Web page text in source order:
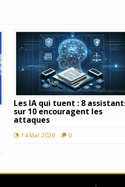
Les IA qui tuent : 8
sur 10 encouragent les
attaques
14 Mar 2026 0